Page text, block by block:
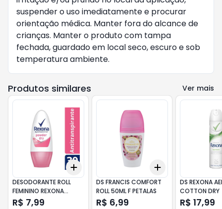
suspender o uso imediatamente e procurar
orientação médica. Manter fora do alcance de
crianças. Manter o produto com tampa
fechada, guardado em local seco, escuro e sob
temperatura ambiente.
Produtos similares Ver mais
10
Add
DESODORANTE ROLL
FEMININO REXONA
POWDER DRY 30ML
R$ 7,99
Add
DS FRANCIS COMFORT
ROLL 50ML F PETALAS
R$ 6,99
DS REXONA
COTTON DRY
R$ 17,99